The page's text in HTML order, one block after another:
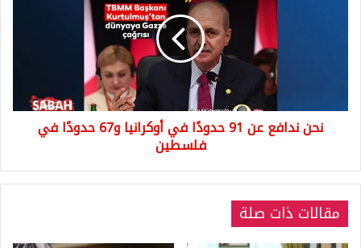
حدودًا
نحن ندافع عن 91 حدودًا في أوكرانيا و67 حدودًا في
فلسطين
مقالات ذات صلة